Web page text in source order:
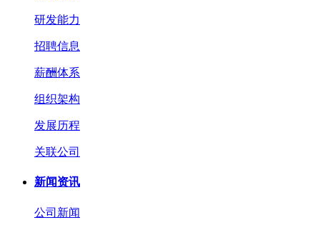
研发能力
招聘信息
薪酬体系
组织架构
发展历程
关联公司
新闻资讯
公司新闻